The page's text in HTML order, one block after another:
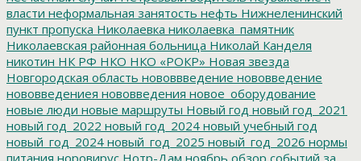
власти неформальная занятость нефть Нижнеленинский
пункт пропуска Николаевка николаевка_памятник
Николаевская районная больница Николай Канделя
никотин НК РФ НКО НКО «РОКР» Новая звезда
Новгородская область нововвведение нововведение
нововведениея нововведения новое_оборудование
новые люди новые маршруты Новый год новый год_2021
новый год_2022 новый год_2024 новый учебный год
новый_год_2024 новый_год_2025 новый_год_2026 нормы
питания норовирус Нотр-Дам ноябрь обзор событий за